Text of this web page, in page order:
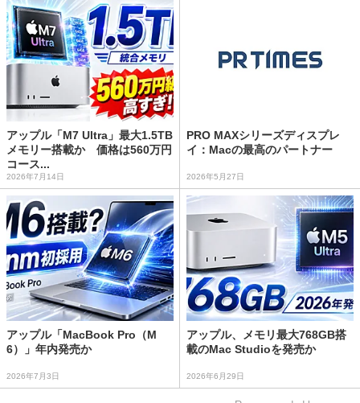
アップル「M7 Ultra」最大1.5TB
メモリー搭載か 価格は560万円
コース...
2026年7月14日
PRO MAXシリーズディスプレ
イ：Macの最高のパートナー
2026年5月27日
アップル「MacBook Pro（M
6）」年内発売か
2026年7月3日
アップル、メモリ最大768GB搭
載のMac Studioを発売か
2026年6月29日